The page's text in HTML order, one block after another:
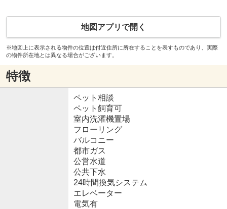
地図アプリで開く
※地図上に表示される物件の位置は付近住所に所在することを表すものであり、実際
の物件所在地とは異なる場合がございます。
特徴
ペット相談
ペット飼育可
室内洗濯機置場
フローリング
バルコニー
都市ガス
公営水道
公共下水
24時間換気システム
エレベーター
電気有